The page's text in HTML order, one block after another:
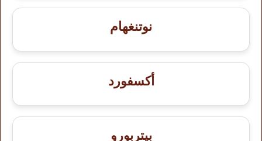
نوتنغهام
أكسفورد
بيتربورو